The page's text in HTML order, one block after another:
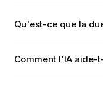
Qu'est-ce que la
Comment l'IA aide-